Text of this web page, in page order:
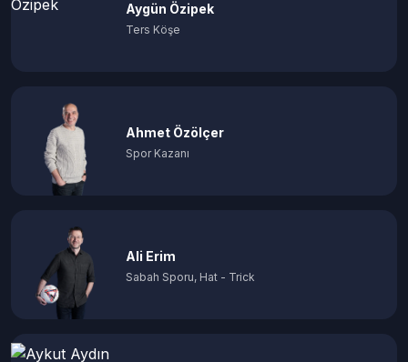
Aygün Özipek
Ters Köşe
Ahmet Özölçer
Spor Kazanı
Ali Erim
Sabah Sporu, Hat - Trick